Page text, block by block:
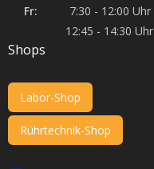
Fr: 7:30 - 12:00 Uhr
12:45 - 14:30 Uhr
Shops
Labor-Shop
Rührtechnik-Shop